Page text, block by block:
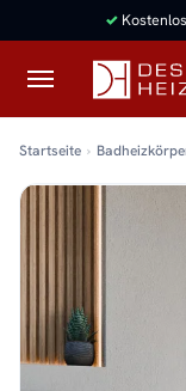
✓
Startseite